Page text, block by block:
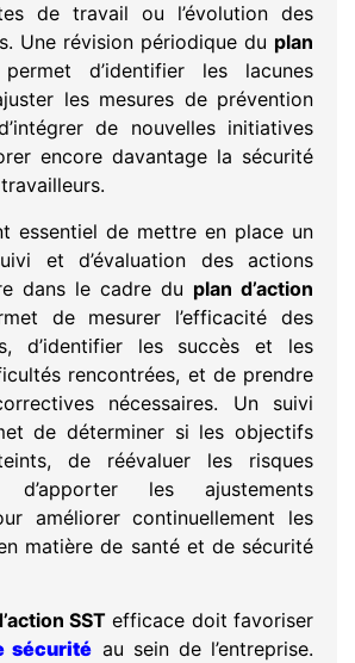
de travail ou l’évolution des
Une révision périodique du plan
permet d’identifier les lacunes
les mesures de prévention
de nouvelles initiatives
encore davantage la sécurité
essentiel de mettre en place un
et d’évaluation des actions
dans le cadre du plan d’action
de mesurer l’efficacité des
d’identifier les succès et les
rencontrées, et de prendre
nécessaires. Un suivi
de déterminer si les objectifs
de réévaluer les risques
les ajustements
améliorer continuellement les
matière de santé et de sécurité
SST efficace doit favoriser
sécurité au sein de l’entreprise.